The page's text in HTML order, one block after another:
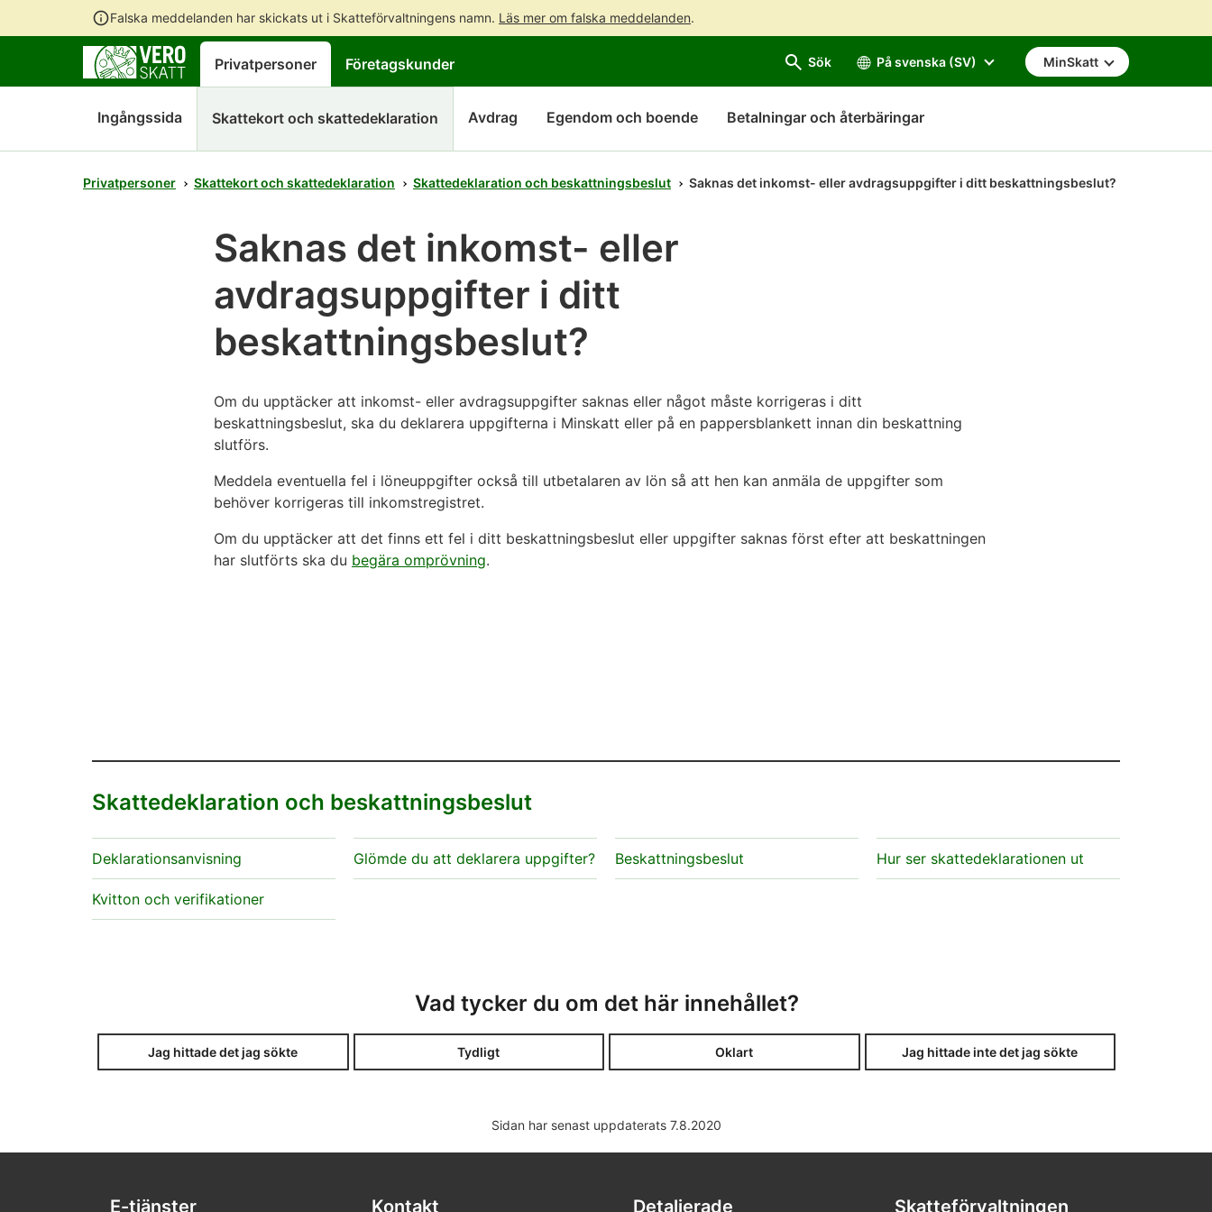
Falska meddelanden har skickats ut i Skatteförvaltningens namn. Läs mer om falska meddelanden.
till
innehållet
hela
webbplatsens
Privatpersoner Företagskunder Sök På svenska (SV) MinSkatt
Ingångssida Skattekort och skattedeklaration Avdrag Egendom och boende Betalningar och återbäringar
Privatpersoner Skattekort och skattedeklaration Skattedeklaration och beskattningsbeslut Saknas det inkomst- eller avdragsuppgifter i ditt beskattningsbeslut?
Saknas det inkomst- eller
avdragsuppgifter i ditt
beskattningsbeslut?
Om du upptäcker att inkomst- eller avdragsuppgifter saknas eller något måste korrigeras i ditt
beskattningsbeslut, ska du deklarera uppgifterna i Minskatt eller på en pappersblankett innan din beskattning
slutförs.
Meddela eventuella fel i löneuppgifter också till utbetalaren av lön så att hen kan anmäla de uppgifter som
behöver korrigeras till inkomstregistret.
Om du upptäcker att det finns ett fel i ditt beskattningsbeslut eller uppgifter saknas först efter att beskattningen
har slutförts ska du begära omprövning.
Skattedeklaration och beskattningsbeslut
Deklarationsanvisning
Kvitton och verifikationer
Glömde du att deklarera uppgifter? Beskattningsbeslut Hur ser skattedeklarationen ut
Vad tycker du om det här innehållet?
Jag hittade det jag sökte Tydligt Oklart Jag hittade inte det jag sökte
Sidan har senast uppdaterats 7.8.2020
E-tjänster Kontakt Detaljerade Skatteförvaltningen